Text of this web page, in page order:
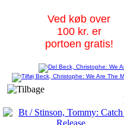
Ved køb over
100 kr. er
portoen gratis!